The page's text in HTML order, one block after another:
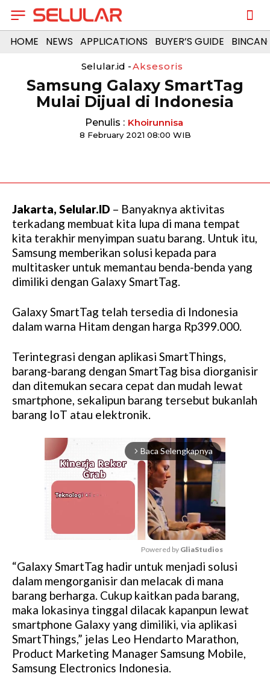
HOME NEWS APPLICATIONS BUYER’S GUIDE
Selular.id -Aksesoris
Samsung Galaxy SmartTag
Mulai Dijual di Indonesia
Penulis : Khoirunnisa
8 February 2021 08:00 WIB
Jakarta, Selular.ID – Banyaknya aktivitas
terkadang membuat kita lupa di mana tempat
kita terakhir menyimpan suatu barang. Untuk itu,
Samsung memberikan solusi kepada para
multitasker untuk memantau benda-benda yang
dimiliki dengan Galaxy SmartTag.
Galaxy SmartTag telah tersedia di Indonesia
dalam warna Hitam dengan harga Rp399.000.
Terintegrasi dengan aplikasi SmartThings,
barang-barang dengan SmartTag bisa diorganisir
dan ditemukan secara cepat dan mudah lewat
smartphone, sekalipun barang tersebut bukanlah
barang IoT atau elektronik.
arrow_forward_ios Baca Selengkapnya
M
u
t
e
Powered by GliaStudios
“Galaxy SmartTag hadir untuk menjadi solusi
dalam mengorganisir dan melacak di mana
barang berharga. Cukup kaitkan pada barang,
maka lokasinya tinggal dilacak kapanpun lewat
smartphone Galaxy yang dimiliki, via aplikasi
SmartThings,” jelas Leo Hendarto Marathon,
Product Marketing Manager Samsung Mobile,
Samsung Electronics Indonesia.